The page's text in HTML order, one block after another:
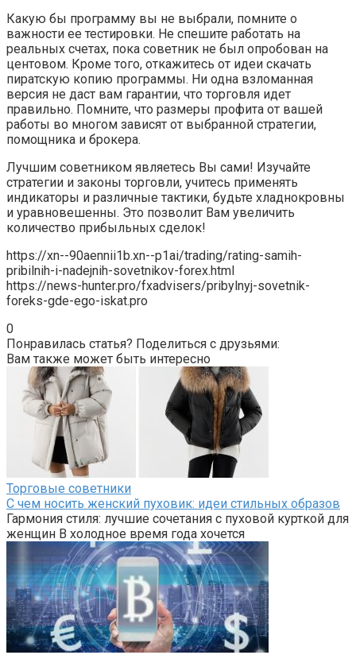
Какую бы программу вы не выбрали, помните о
важности ее тестировки. Не спешите работать на
реальных счетах, пока советник не был опробован на
центовом. Кроме того, откажитесь от идеи скачать
пиратскую копию программы. Ни одна взломанная
версия не даст вам гарантии, что торговля идет
правильно. Помните, что размеры профита от вашей
работы во многом зависят от выбранной стратегии,
помощника и брокера.
Лучшим советником являетесь Вы сами! Изучайте
стратегии и законы торговли, учитесь применять
индикаторы и различные тактики, будьте хладнокровны
и уравновешенны. Это позволит Вам увеличить
количество прибыльных сделок!
https://xn--90aennii1b.xn--p1ai/trading/rating-samih-
pribilnih-i-nadejnih-sovetnikov-forex.html
https://news-hunter.pro/fxadvisers/pribylnyj-sovetnik-
foreks-gde-ego-iskat.pro
0
Понравилась статья? Поделиться с друзьями:
Вам также может быть интересно
Торговые советники
С чем носить женский пуховик: идеи стильных образов
Гармония стиля: лучшие сочетания с пуховой курткой для
женщин В холодное время года хочется